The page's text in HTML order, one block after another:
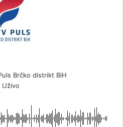
Brčko distrikt BiH
Uživo